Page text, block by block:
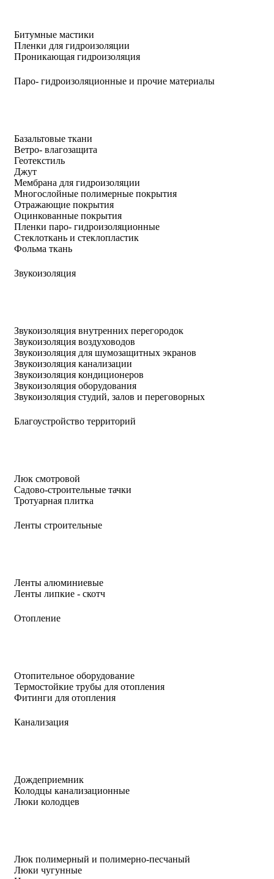
Битумные мастики
Пленки для гидроизоляции
Проникающая гидроизоляция
Паро- гидроизоляционные и прочие материалы
Базальтовые ткани
Ветро- влагозащита
Геотекстиль
Джут
Мембрана для гидроизоляции
Многослойные полимерные покрытия
Отражающие покрытия
Оцинкованные покрытия
Пленки паро- гидроизоляционные
Стеклоткань и стеклопластик
Фольма ткань
Звукоизоляция
Звукоизоляция внутренних перегородок
Звукоизоляция воздуховодов
Звукоизоляция для шумозащитных экранов
Звукоизоляция канализации
Звукоизоляция кондиционеров
Звукоизоляция оборудования
Звукоизоляция студий, залов и переговорных
Благоустройство территорий
Люк смотровой
Садово-строительные тачки
Тротуарная плитка
Ленты строительные
Ленты алюминиевые
Ленты липкие - скотч
Отопление
Отопительное оборудование
Термостойкие трубы для отопления
Фитинги для отопления
Канализация
Дождеприемник
Колодцы канализационные
Люки колодцев
Люк полимерный и полимерно-песчаный
Люки чугунные